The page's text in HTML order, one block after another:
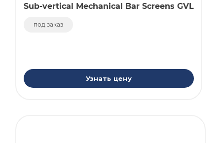
Sub-vertical Mechanical Bar Screens GVL
под заказ
Узнать цену